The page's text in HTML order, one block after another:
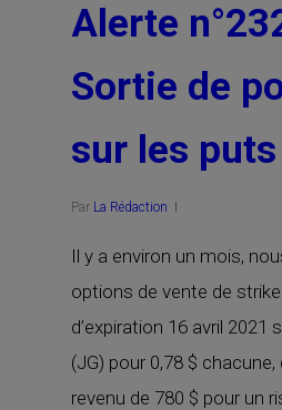
Alerte
Sortie de
sur les puts
Par La Rédaction
Il y a environ un mois,
options de vente de
d’expiration 16 avril 2021
(JG) pour 0,78 $
revenu de 780 $ pour un